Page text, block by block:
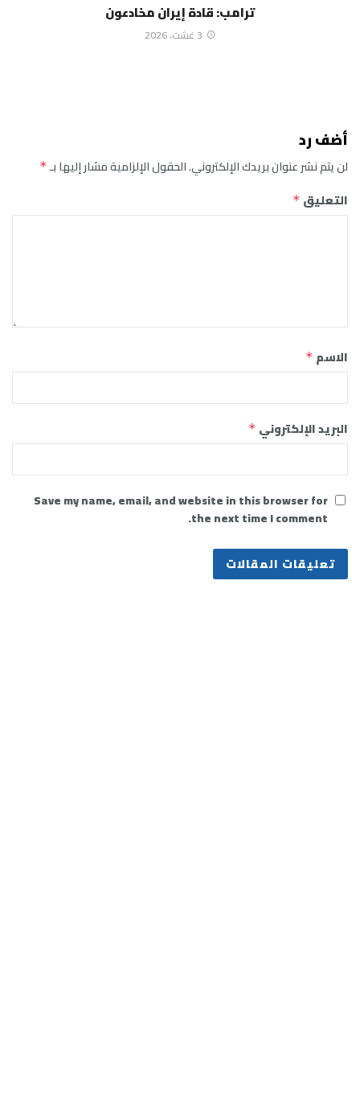
ترامب: قادة إيران مخادعون
3 غشت، 2026
أضف رد
لن يتم نشر عنوان بريدك الإلكتروني.الحقول الإلزامية مشار إليها بـ*
التعليق *
الاسم *
البريد الإلكتروني *
Save my name, email, and website in this browser for
the next time I comment.